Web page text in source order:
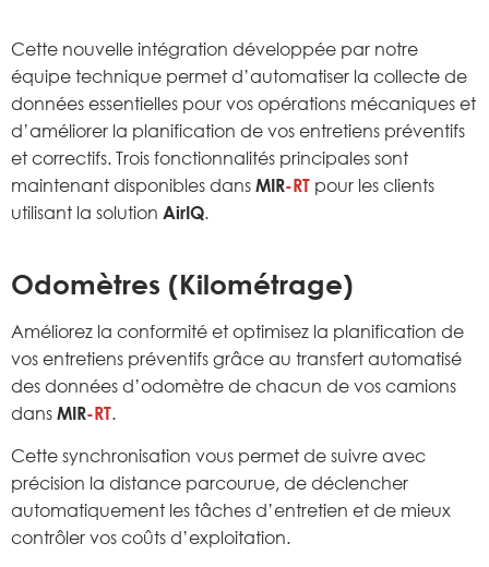
Cette nouvelle intégration développée par notre
équipe technique permet d’automatiser la collecte de
données essentielles pour vos opérations mécaniques et
d’améliorer la planification de vos entretiens préventifs
et correctifs. Trois fonctionnalités principales sont
maintenant disponibles dans MIR-RT pour les clients
utilisant la solution AirIQ.
Odomètres (Kilométrage)
Améliorez la conformité et optimisez la planification de
vos entretiens préventifs grâce au transfert automatisé
des données d’odomètre de chacun de vos camions
dans MIR-RT.
Cette synchronisation vous permet de suivre avec
précision la distance parcourue, de déclencher
automatiquement les tâches d’entretien et de mieux
contrôler vos coûts d’exploitation.